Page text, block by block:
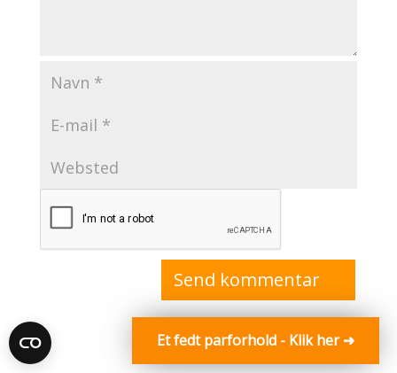
Et fedt parforhold - Klik her ➜